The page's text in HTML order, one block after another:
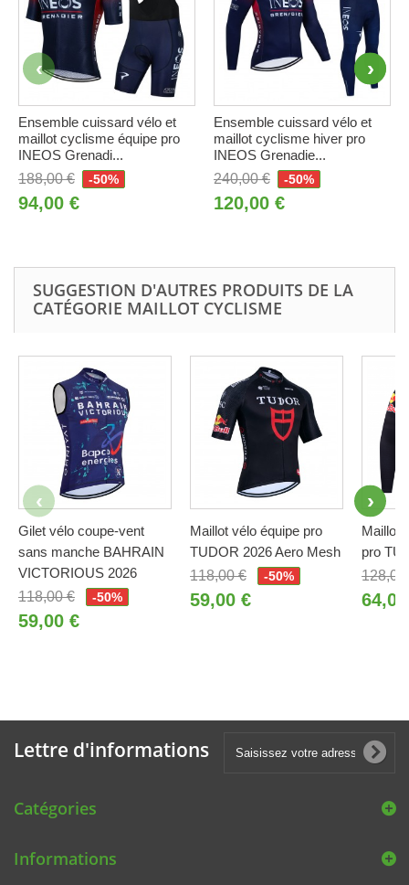
Ensemble cuissard vélo et
maillot cyclisme équipe pro
INEOS Grenadi...
188,00 €
-50%
94,00 €
Ensemble cuissard vélo et
maillot cyclisme hiver pro
INEOS Grenadie...
240,00 €
-50%
120,00 €
SUGGESTION D'AUTRES PRODUITS DE LA
CATÉGORIE MAILLOT CYCLISME
Gilet vélo coupe-vent
sans manche BAHRAIN
VICTORIOUS 2026
118,00 €
-50%
59,00 €
Maillot vélo équipe pro
TUDOR 2026 Aero Mesh
118,00 €
-50%
59,00 €
Maillot
pro
128,00
Lettre d'informations
Catégories
Informations